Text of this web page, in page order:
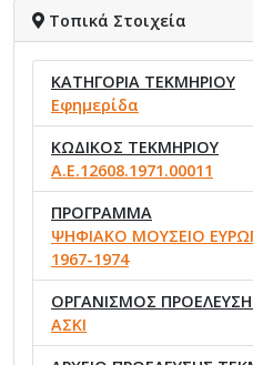
Τοπικά Στοιχεία
ΚΑΤΗΓΟΡΙΑ ΤΕΚΜΗΡΙΟΥ
Εφημερίδα
ΚΩΔΙΚΟΣ ΤΕΚΜΗΡΙΟΥ
Α.Ε.12608.1971.00011
ΠΡΟΓΡΑΜΜΑ
ΨΗΦΙΑΚΟ ΜΟΥΣΕΙΟ
1967-1974
ΟΡΓΑΝΙΣΜΟΣ
ΑΣΚΙ